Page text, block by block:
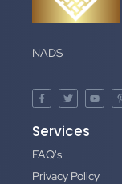
NADS
Services
FAQ's
Privacy Policy